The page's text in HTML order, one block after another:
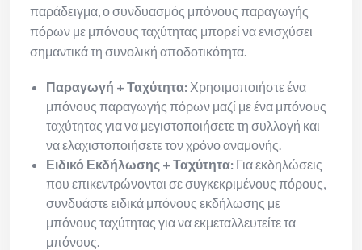
παράδειγμα, ο συνδυασμός μπόνους παραγωγής
πόρων με μπόνους ταχύτητας μπορεί να ενισχύσει
σημαντικά τη συνολική αποδοτικότητα.
Παραγωγή + Ταχύτητα: Χρησιμοποιήστε ένα
μπόνους παραγωγής πόρων μαζί με ένα μπόνους
ταχύτητας για να μεγιστοποιήσετε τη συλλογή και
να ελαχιστοποιήσετε τον χρόνο αναμονής.
Ειδικό Εκδήλωσης + Ταχύτητα: Για εκδηλώσεις
που επικεντρώνονται σε συγκεκριμένους πόρους,
συνδυάστε ειδικά μπόνους εκδήλωσης με
μπόνους ταχύτητας για να εκμεταλλευτείτε τα
μπόνους.